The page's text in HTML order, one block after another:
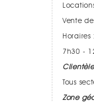
Vente
Horaires
7h30 -
Tous
Zone